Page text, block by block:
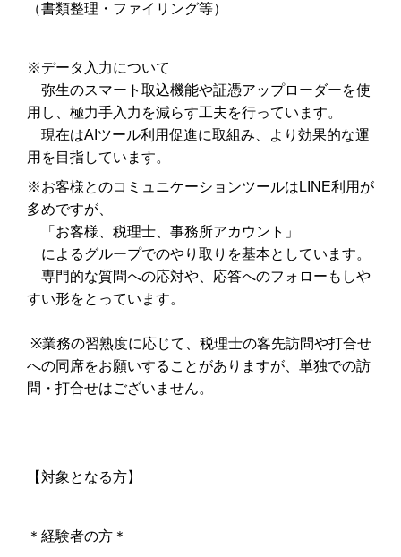
（書類整理・ファイリング等）
※データ入力について
弥生のスマート取込機能や証憑アップローダーを使
用し、極力手入力を減らす工夫を行っています。
現在はAIツール利用促進に取組み、より効果的な運
用を目指しています。
※お客様とのコミュニケーションツールはLINE利用が
多めですが、
「お客様、税理士、事務所アカウント」
によるグループでのやり取りを基本としています。
専門的な質問への応対や、応答へのフォローもしや
すい形をとっています。
※業務の習熟度に応じて、税理士の客先訪問や打合せ
への同席をお願いすることがありますが、単独での訪
問・打合せはございません。
【対象となる方】
＊経験者の方＊